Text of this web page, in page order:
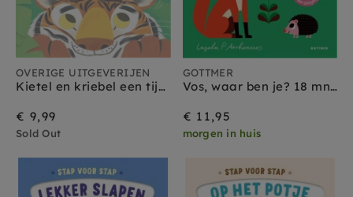
OVERIGE UITGEVERIJEN
Kietel en kriebel een tijger 2 jr+
€ 9,99
Sold Out
GOTTMER
Vos, waar ben je? 18 mnd+
€ 11,95
morgen in huis